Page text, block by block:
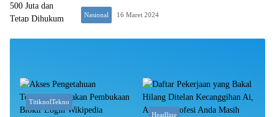
Nasional 16 Maret 2024
TitiknolTekno
Headline